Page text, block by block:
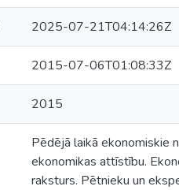
2025-07-21T04:14:26Z
2015-07-06T01:08:33Z
2015
Pēdējā laikā ekonomiskie
ekonomikas attīstību.
raksturs. Pētnieku un